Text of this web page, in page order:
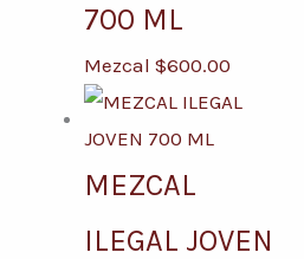
700 ML
Mezcal $600.00
MEZCAL
ILEGAL JOVEN